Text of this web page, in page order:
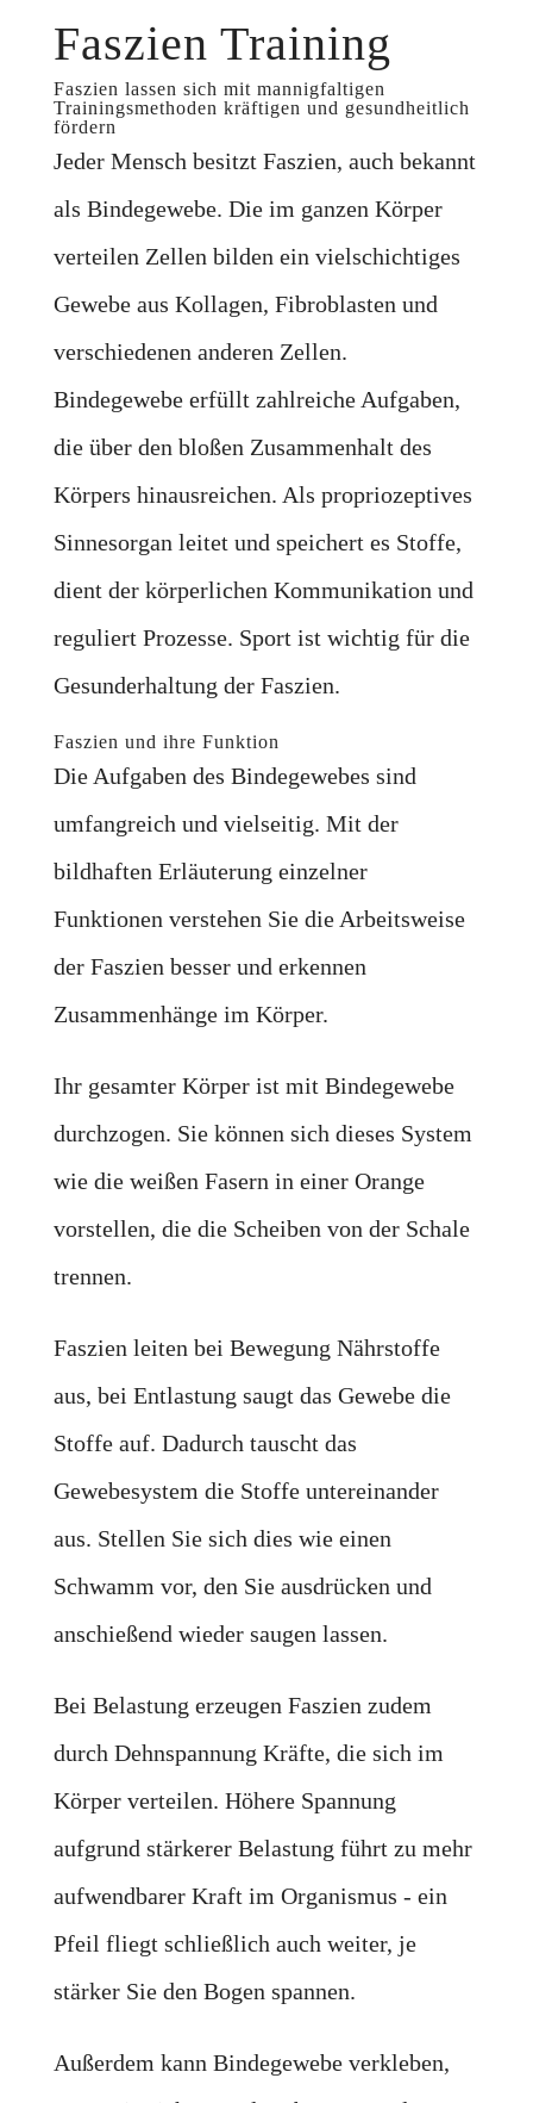
Faszien Training
Faszien lassen sich mit mannigfaltigen
Trainingsmethoden kräftigen und gesundheitlich
fördern
Jeder Mensch besitzt Faszien, auch bekannt
als Bindegewebe. Die im ganzen Körper
verteilen Zellen bilden ein vielschichtiges
Gewebe aus Kollagen, Fibroblasten und
verschiedenen anderen Zellen.
Bindegewebe erfüllt zahlreiche Aufgaben,
die über den bloßen Zusammenhalt des
Körpers hinausreichen. Als propriozeptives
Sinnesorgan leitet und speichert es Stoffe,
dient der körperlichen Kommunikation und
reguliert Prozesse. Sport ist wichtig für die
Gesunderhaltung der Faszien.
Faszien und ihre Funktion
Die Aufgaben des Bindegewebes sind
umfangreich und vielseitig. Mit der
bildhaften Erläuterung einzelner
Funktionen verstehen Sie die Arbeitsweise
der Faszien besser und erkennen
Zusammenhänge im Körper.
Ihr gesamter Körper ist mit Bindegewebe
durchzogen. Sie können sich dieses System
wie die weißen Fasern in einer Orange
vorstellen, die die Scheiben von der Schale
trennen.
Faszien leiten bei Bewegung Nährstoffe
aus, bei Entlastung saugt das Gewebe die
Stoffe auf. Dadurch tauscht das
Gewebesystem die Stoffe untereinander
aus. Stellen Sie sich dies wie einen
Schwamm vor, den Sie ausdrücken und
anschießend wieder saugen lassen.
Bei Belastung erzeugen Faszien zudem
durch Dehnspannung Kräfte, die sich im
Körper verteilen. Höhere Spannung
aufgrund stärkerer Belastung führt zu mehr
aufwendbarer Kraft im Organismus - ein
Pfeil fliegt schließlich auch weiter, je
stärker Sie den Bogen spannen.
Außerdem kann Bindegewebe verkleben,